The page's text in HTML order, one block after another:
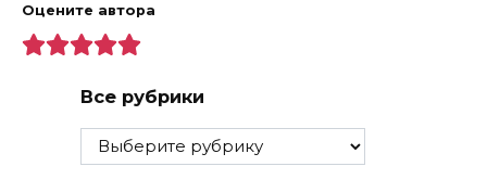
Оцените автора
Все рубрики
Все
рубрики